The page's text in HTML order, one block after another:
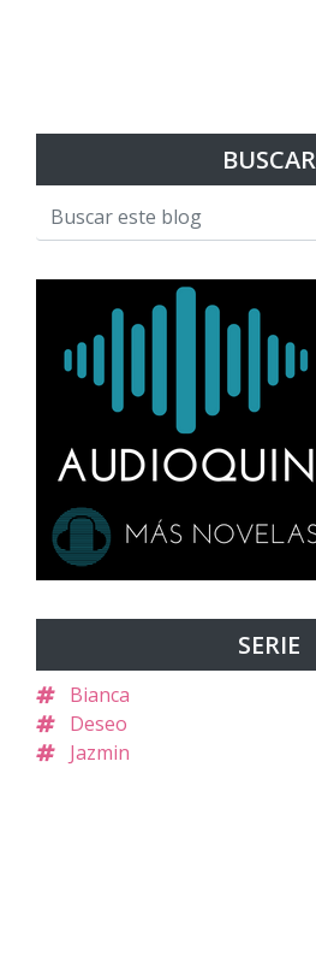
BUSCAR
SERIE
Bianca
Deseo
Jazmin